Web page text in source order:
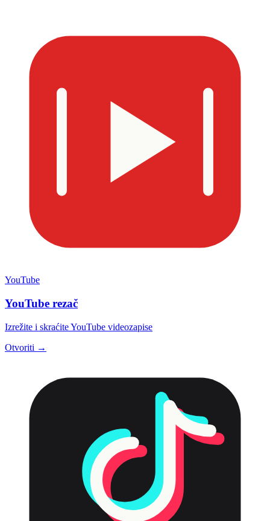
YouTube
YouTube rezač
Izrežite i skraćite YouTube videozapise
Otvoriti →